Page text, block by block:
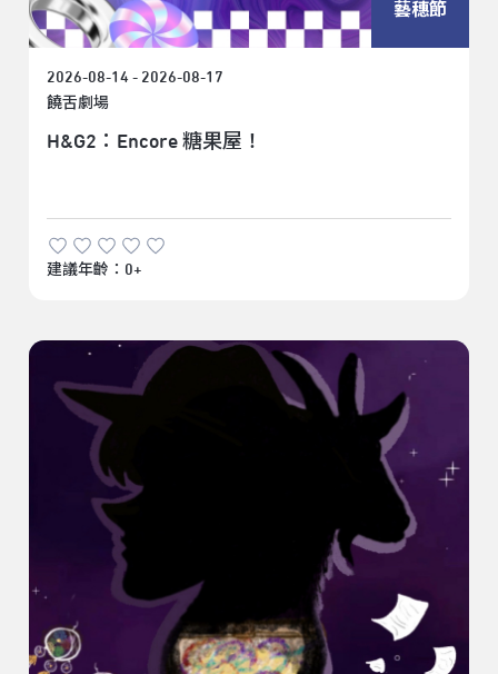
藝穗節
2026-08-14 - 2026-08-17
饒舌劇場
H&G2：Encore 糖果屋！
建議年齡：0+